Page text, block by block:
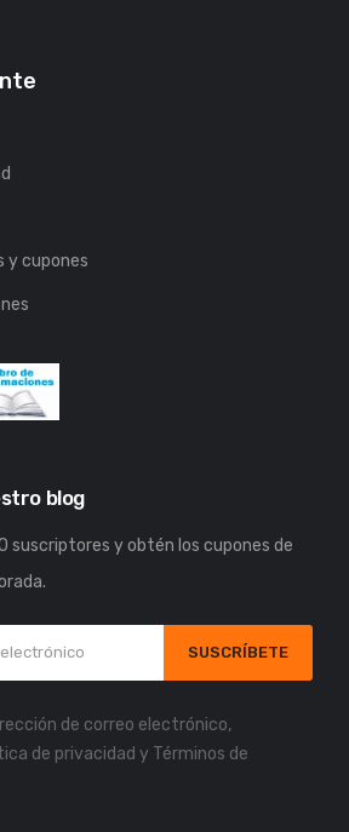
y cupones
blog
suscriptores y obtén los cupones de
SUSCRÍBETE
de correo electrónico,
de privacidad y Términos de